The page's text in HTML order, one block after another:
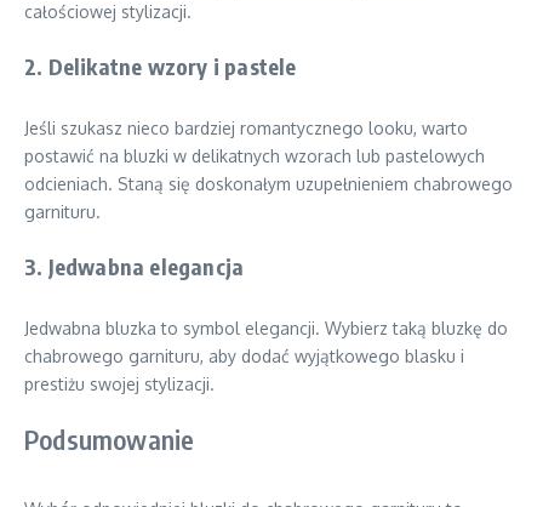
całościowej stylizacji.
2. Delikatne wzory i pastele
Jeśli szukasz nieco bardziej romantycznego looku, warto
postawić na bluzki w delikatnych wzorach lub pastelowych
odcieniach. Staną się doskonałym uzupełnieniem chabrowego
garnituru.
3. Jedwabna elegancja
Jedwabna bluzka to symbol elegancji. Wybierz taką bluzkę do
chabrowego garnituru, aby dodać wyjątkowego blasku i
prestiżu swojej stylizacji.
Podsumowanie